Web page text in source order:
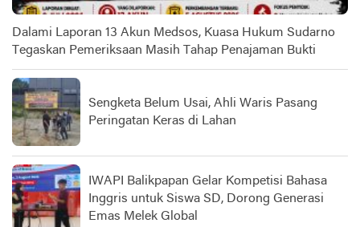
Dalami Laporan 13 Akun Medsos, Kuasa Hukum Sudarno
Tegaskan Pemeriksaan Masih Tahap Penajaman Bukti
Sengketa Belum Usai, Ahli Waris Pasang
Peringatan Keras di Lahan
IWAPI Balikpapan Gelar Kompetisi Bahasa
Inggris untuk Siswa SD, Dorong Generasi
Emas Melek Global